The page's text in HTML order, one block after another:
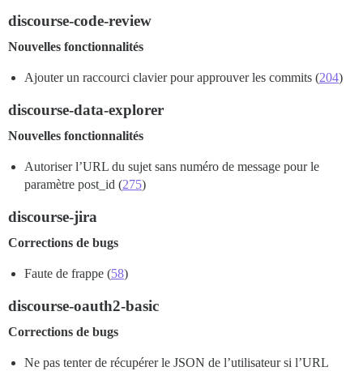
discourse-code-review
Nouvelles fonctionnalités
Ajouter un raccourci clavier pour approuver les commits (204)
discourse-data-explorer
Nouvelles fonctionnalités
Autoriser l’URL du sujet sans numéro de message pour le
paramètre post_id (275)
discourse-jira
Corrections de bugs
Faute de frappe (58)
discourse-oauth2-basic
Corrections de bugs
Ne pas tenter de récupérer le JSON de l’utilisateur si l’URL